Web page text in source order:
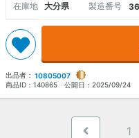
在庫地
大分県 製造番号
出品者： 10805007
商品ID： 140865 公開日： 2025/09/24
1